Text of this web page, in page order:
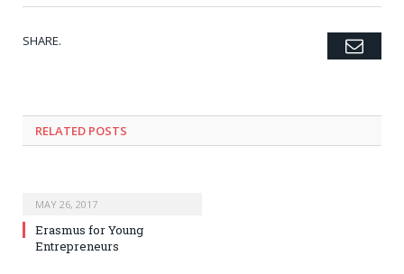
SHARE. Twitter
Facebook
Google+
Pinterest
LinkedIn
Tumblr
RELATED POSTS
MAY 26, 2017
Erasmus for Young
Entrepreneurs